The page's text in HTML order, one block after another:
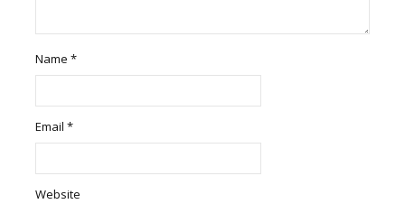
Name*
Email*
Website